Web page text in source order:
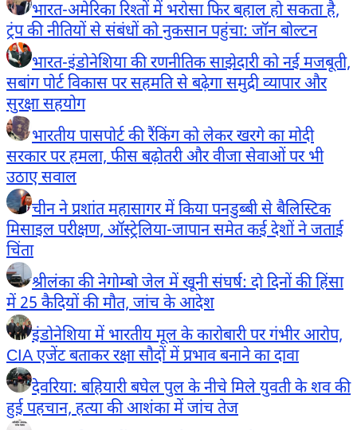
भारत-अमेरिका रिश्तों में भरोसा फिर बहाल हो सकता है,
ट्रंप की नीतियों से संबंधों को नुकसान पहुंचा: जॉन बोल्टन
भारत-इंडोनेशिया की रणनीतिक साझेदारी को नई मजबूती,
सबांग पोर्ट विकास पर सहमति से बढ़ेगा समुद्री व्यापार और
सुरक्षा सहयोग
भारतीय पासपोर्ट की रैंकिंग को लेकर खरगे का मोदी
सरकार पर हमला, फीस बढ़ोतरी और वीजा सेवाओं पर भी
उठाए सवाल
चीन ने प्रशांत महासागर में किया पनडुब्बी से बैलिस्टिक
मिसाइल परीक्षण, ऑस्ट्रेलिया-जापान समेत कई देशों ने जताई
चिंता
श्रीलंका की नेगोम्बो जेल में खूनी संघर्ष: दो दिनों की हिंसा
में 25 कैदियों की मौत, जांच के आदेश
इंडोनेशिया में भारतीय मूल के कारोबारी पर गंभीर आरोप,
CIA एजेंट बताकर रक्षा सौदों में प्रभाव बनाने का दावा
देवरिया: बहियारी बघेल पुल के नीचे मिले युवती के शव की
हुई पहचान, हत्या की आशंका में जांच तेज